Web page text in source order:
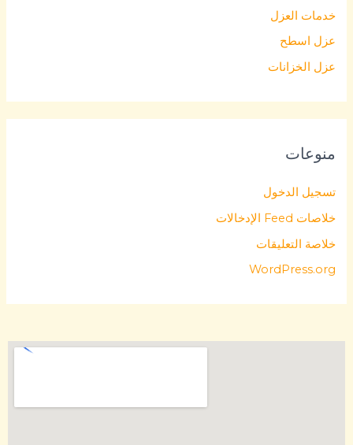
خدمات العزل
عزل اسطح
عزل الخزانات
منوعات
تسجيل الدخول
خلاصات Feed الإدخالات
خلاصة التعليقات
WordPress.org